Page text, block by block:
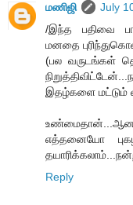
மணிஜி
July
/இந்த பதிவை
மனதை
(பல வருடங்கள்
இதழ்களை மட்டும்
எத்தனையோ
Reply